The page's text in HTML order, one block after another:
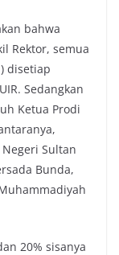
bahwa
Rektor, semua
disetiap
Sedangkan
Ketua Prodi
Sultan
Bunda,
20% sisanya